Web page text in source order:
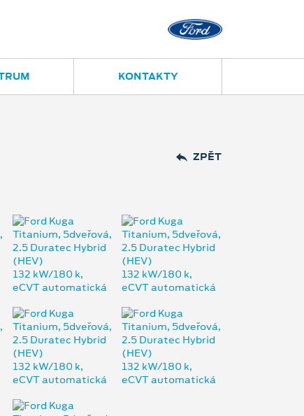
Opava
KONTAKTY
ZPĚT